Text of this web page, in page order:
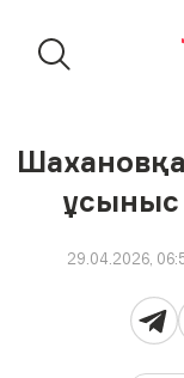
ұсыныс
29.04.2026,